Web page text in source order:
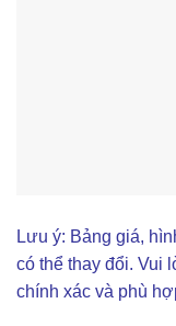
Lưu ý: Bảng giá,
có thể thay đổi. Vui
chính xác và phù